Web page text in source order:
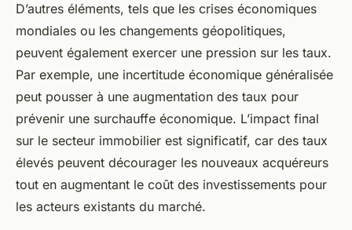
D’autres éléments, tels que les crises économiques
mondiales ou les changements géopolitiques,
peuvent également exercer une pression sur les taux.
Par exemple, une incertitude économique généralisée
peut pousser à une augmentation des taux pour
prévenir une surchauffe économique. L’impact final
sur le secteur immobilier est significatif, car des taux
élevés peuvent décourager les nouveaux acquéreurs
tout en augmentant le coût des investissements pour
les acteurs existants du marché.